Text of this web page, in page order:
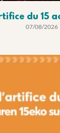
du 15
07/08/2026